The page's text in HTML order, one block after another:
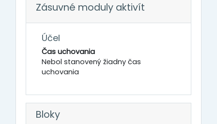
Zásuvné moduly aktivít
Účel
Čas uchovania
Nebol stanovený žiadny čas
uchovania
Bloky